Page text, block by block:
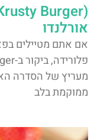
אורלנדו
אם אתם מטיילים
מעריץ של הסדרה
ממוקמת בלב